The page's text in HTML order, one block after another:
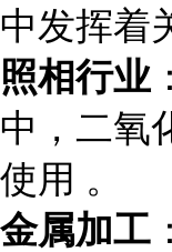
中发挥着
照相行业
中，二氧
使用 。
金属加工